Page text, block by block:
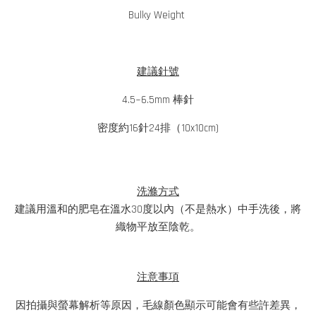
Bulky Weight
建議針號
4.5~6.5mm 棒針
密度約16針24排（10x10cm)
洗滌方式
建議用溫和的肥皂在溫水30度以內（不是熱水）中手洗後，將
織物平放至陰乾。
注意事項
因拍攝與螢幕解析等原因，毛線顏色顯示可能會有些許差異，